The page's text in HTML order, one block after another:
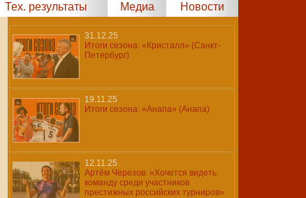
Тех. результаты Медиа Новости
31.12.25
Итоги сезона: «Кристалл» (Санкт-
Петербург)
19.11.25
Итоги сезона: «Анапа» (Анапа)
12.11.25
Артём Черезов: «Хочется видеть
команду среди участников
престижных российских турниров»